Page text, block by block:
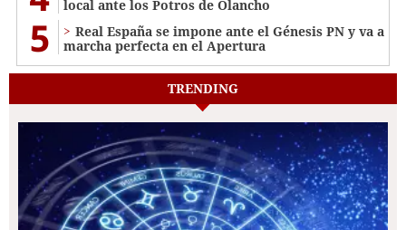
local ante los Potros de Olancho
5
Real España se impone ante el Génesis PN y va a
marcha perfecta en el Apertura
TRENDING